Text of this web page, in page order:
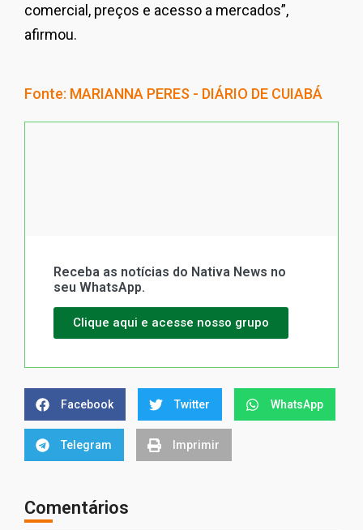
comercial, preços e acesso a mercados”,
afirmou.
Fonte: MARIANNA PERES - DIÁRIO DE CUIABÁ
Receba as notícias do Nativa News no
seu WhatsApp.
Clique aqui e acesse nosso grupo
Facebook Twitter WhatsApp
Telegram Imprimir
Comentários